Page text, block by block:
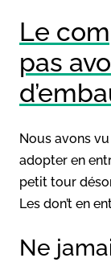
Le
pas
Nous avons
adopter en
petit tour
Les don’t en
Ne